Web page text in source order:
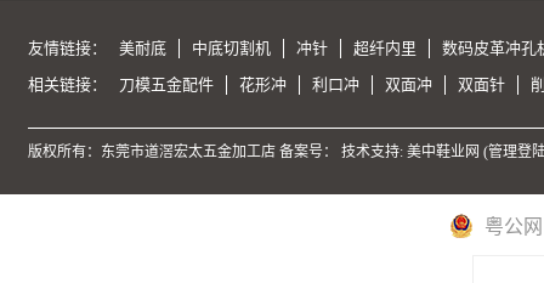
友情链接： 美耐底 中底切割机 冲针 超纤内里
数码皮革冲孔
相关链接：
刀模五金配件 花形冲 利口冲 双面冲 双面针
版权所有：东莞市道滘宏太五金加工店 备案号： 技术支持: 美中鞋业网 (管理登
粤公